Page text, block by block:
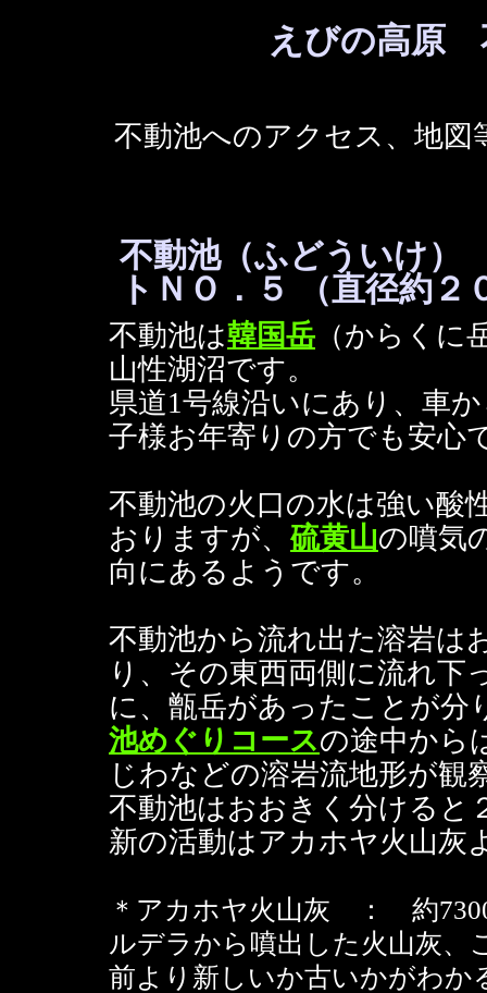
えびの高原
不動池へのアクセス、地図
不動池（ふどういけ）
トＮＯ．５ （直径約
不動池は韓国岳 （からくに
山性湖沼です。
県道1号線沿いにあり、車
子様お年寄りの方でも安心
不動池の火口の水は強い酸
おりますが、 硫黄山の噴気
向にあるようです。
不動池から流れ出た溶岩は
り、その東西両側に流れ下
に、甑岳があったことが分
池めぐりコースの途中から
じわなどの溶岩流地形が観
不動池はおおきく分けると
新の活動はアカホヤ火山灰
＊アカホヤ火山灰 ： 約
ルデラから噴出した火山灰、
前より新しいか古いかがわか